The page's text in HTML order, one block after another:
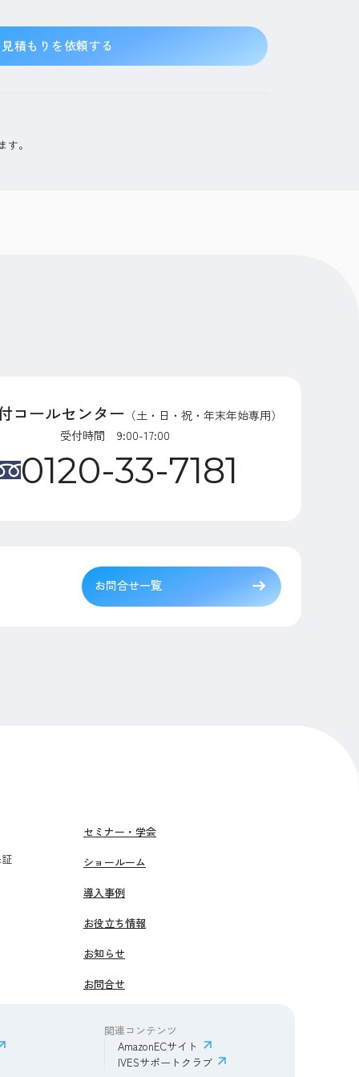
見積もりを依頼する
。
コールセンター （土・日・祝・年末年始専用）
受付時間 9:00-17:00
0120-33-7181
お問合せ一覧
セミナー・学会
ショールーム
導入事例
お役立ち情報
お知らせ
お問合せ
関連コンテンツ
AmazonECサイト
IVESサポートクラブ